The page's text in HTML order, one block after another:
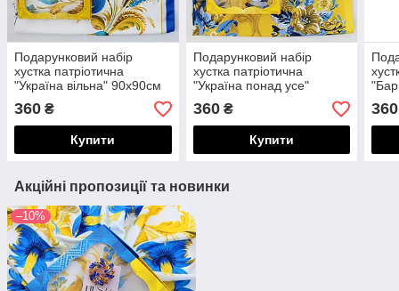
Подарунковий набір
хустка патріотична
"Україна вільна" 90х90см
коробочка 218076
360 ₴
Купити
Подарунковий набір
хустка патріотична
"Україна понад усе"
блакитна коробочка
218077
360₴
Купити
360
Акційні пропозиції та новинки
–10%